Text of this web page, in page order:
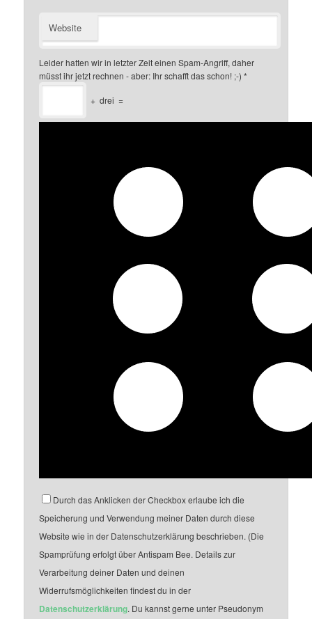
Website
Leider hatten wir in letzter Zeit einen Spam-Angriff, daher
müsst ihr jetzt rechnen - aber: Ihr schafft das schon! ;-) *
+ drei =
Durch das Anklicken der Checkbox erlaube ich die
Speicherung und Verwendung meiner Daten durch diese
Website wie in der Datenschutzerklärung beschrieben. (Die
Spamprüfung erfolgt über Antispam Bee. Details zur
Verarbeitung deiner Daten und deinen
Widerrufsmöglichkeiten findest du in der
Datenschutzerklärung. Du kannst gerne unter Pseudonym